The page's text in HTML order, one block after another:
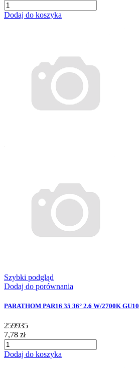
Dodaj do koszyka
Szybki podgląd
Dodaj do porównania
PARATHOM PAR16 35 36° 2.6 W/2700K GU10
259935
7,78 zł
Dodaj do koszyka